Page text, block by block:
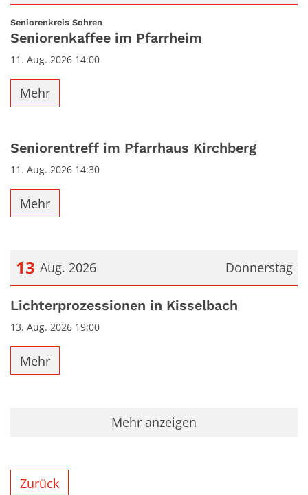
Datum: 11. August 2026
Seniorenkreis Sohren
Seniorenkaffee im Pfarrheim
11. Aug. 2026 14:00
Mehr
Seniorentreff im Pfarrhaus Kirchberg
11. Aug. 2026 14:30
Mehr
Donnerstag
13 Aug. 2026
Datum: 13. August 2026
Lichterprozessionen in Kisselbach
13. Aug. 2026 19:00
Mehr
Mehr anzeigen
Zurück